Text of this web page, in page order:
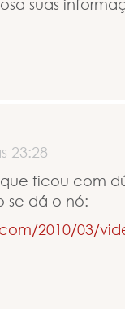
suas
23:28
ficou com
se dá o nó:
2010/03/